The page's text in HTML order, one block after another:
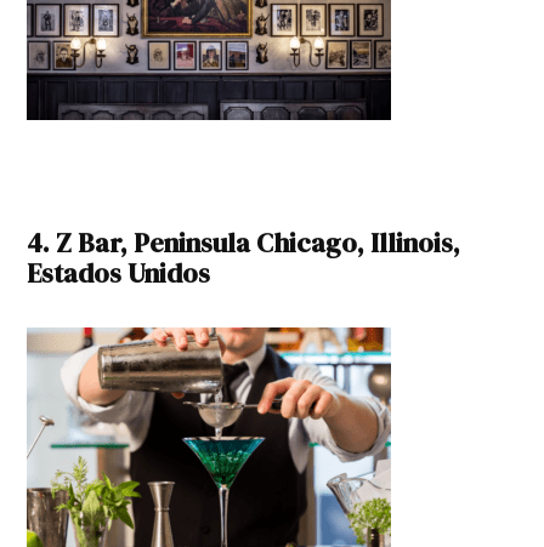
4. Z Bar, Peninsula Chicago, Illinois,
Estados Unidos